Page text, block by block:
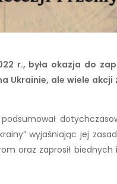
r., była okazja do
Ukrainie, ale wiele
wyjaśniając jej
oraz zaprosił